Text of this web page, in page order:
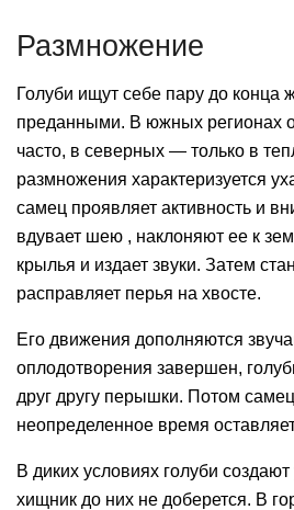
Размножение
Голуби ищут себе пару до конца
преданными. В южных регионах
часто, в северных — только в
размножения характеризуется
самец проявляет активность и
вдувает шею , наклоняют ее к
крылья и издает звуки. Затем
расправляет перья на хвосте.
Его движения дополняются
оплодотворения завершен,
друг другу перышки. Потом самец
неопределенное время
В диких условиях голуби
хищник до них не доберется. В